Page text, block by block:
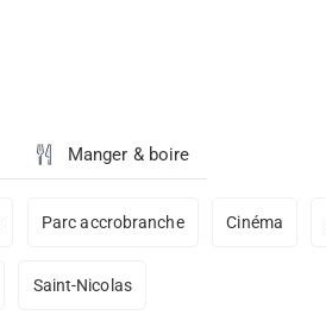
Manger & boire
Parc accrobranche Cinéma
Saint-Nicolas